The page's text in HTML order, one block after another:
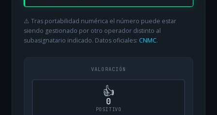
⚠️ Tras portabilidad numérica el número puede estar
siendo gestionado por otro operador distinto al
subasignatario indicado. Datos oficiales: CNMC.
VALORACIÓN
👍
0
POSITIVO